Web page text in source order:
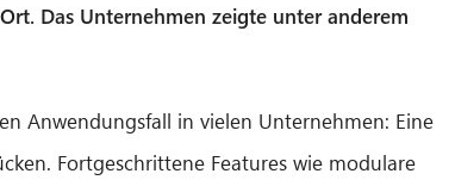
Das Unternehmen zeigte unter anderem
Anwendungsfall in vielen Unternehmen: Eine
Fortgeschrittene Features wie modulare